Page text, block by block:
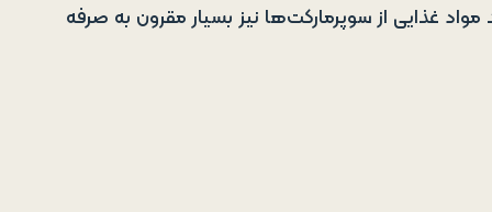
خرید مواد غذایی از سوپرمارکت‌ها نیز بسیار مقرون به صرفه